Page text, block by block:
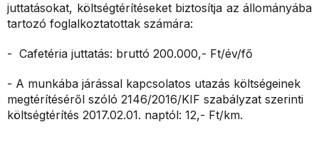
juttatásokat, költségtérítéseket biztosítja az állományába
tartozó foglalkoztatottak számára:
- Cafetéria juttatás: bruttó 200.000,- Ft/év/fő
- A munkába járással kapcsolatos utazás költségeinek
megtérítéséről szóló 2146/2016/KIF szabályzat szerinti
költségtérítés 2017.02.01. naptól: 12,- Ft/km.